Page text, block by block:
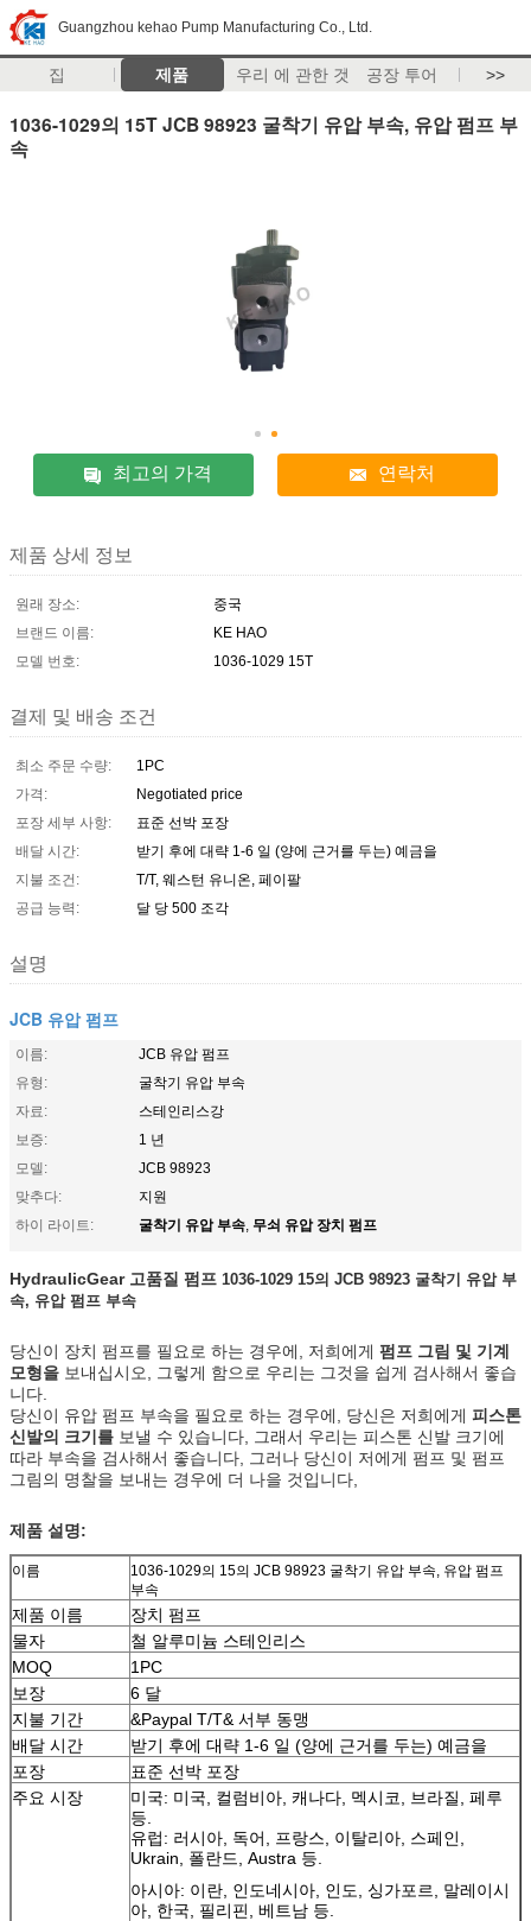
Guangzhou kehao Pump Manufacturing Co., Ltd.
집 제품 우리 에 관한 것 공장 투어 >>
1036-1029의 15T JCB 98923 굴착기 유압 부속, 유압 펌프 부
속
최고의 가격 연락처
제품 상세 정보
원래 장소:
중국
브랜드 이름:
KE HAO
모델 번호:
1036-1029 15T
결제 및 배송 조건
최소 주문 수량:
1PC
가격:
Negotiated price
포장 세부 사항:
표준 선박 포장
배달 시간:
받기 후에 대략 1-6 일 (양에 근거를 두는) 예금을
지불 조건:
T/T, 웨스턴 유니온, 페이팔
공급 능력:
달 당 500 조각
설명
JCB 유압 펌프
이름:
JCB 유압 펌프
유형:
굴착기 유압 부속
자료:
스테인리스강
보증:
1 년
모델:
JCB 98923
맞추다:
지원
하이 라이트:
굴착기 유압 부속, 무쇠 유압 장치 펌프
HydraulicGear 고품질 펌프 1036-1029 15의 JCB 98923 굴착기 유압 부
속, 유압 펌프 부속
당신이 장치 펌프를 필요로 하는 경우에, 저희에게 펌프 그림 및 기계
모형을 보내십시오, 그렇게 함으로 우리는 그것을 쉽게 검사해서 좋습
니다.
당신이 유압 펌프 부속을 필요로 하는 경우에, 당신은 저희에게 피스톤
신발의 크기를 보낼 수 있습니다, 그래서 우리는 피스톤 신발 크기에
따라 부속을 검사해서 좋습니다, 그러나 당신이 저에게 펌프 및 펌프
그림의 명찰을 보내는 경우에 더 나을 것입니다,
제품 설명:
이름
1036-1029의 15의 JCB 98923 굴착기 유압 부속, 유압 펌프
부속
제품 이름
장치 펌프
물자
철 알루미늄 스테인리스
MOQ
1PC
보장
6 달
지불 기간
&Paypal T/T& 서부 동맹
배달 시간
받기 후에 대략 1-6 일 (양에 근거를 두는) 예금을
포장
표준 선박 포장
주요 시장
미국: 미국, 컬럼비아, 캐나다, 멕시코, 브라질, 페루
등.
유럽: 러시아, 독어, 프랑스, 이탈리아, 스페인,
Ukrain, 폴란드, Austra 등.
아시아: 이란, 인도네시아, 인도, 싱가포르, 말레이시
아, 한국, 필리핀, 베트남 등.